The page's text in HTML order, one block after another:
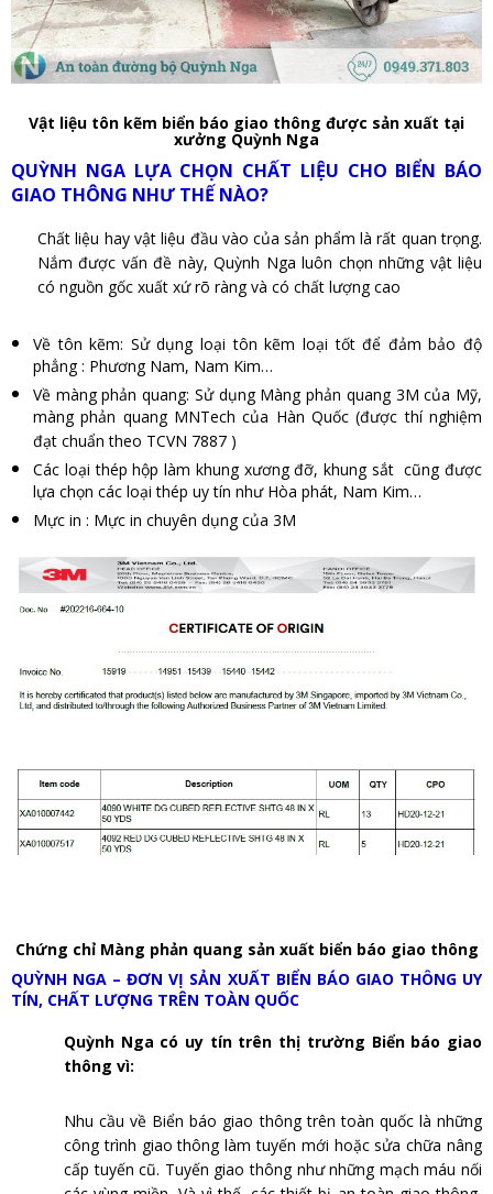
Vật liệu tôn kẽm biển báo giao thông được sản xuất tại
xưởng Quỳnh Nga
QUỲNH NGA LỰA CHỌN CHẤT LIỆU CHO BIỂN BÁO
GIAO THÔNG NHƯ THẾ NÀO?
Chất liệu hay vật liệu đầu vào của sản phẩm là rất quan trọng.
Nắm được vấn đề này, Quỳnh Nga luôn chọn những vật liệu
có nguồn gốc xuất xứ rõ ràng và có chất lượng cao
Về tôn kẽm: Sử dụng loại tôn kẽm loại tốt để đảm bảo độ
phẳng : Phương Nam, Nam Kim…
Về màng phản quang: Sử dụng Màng phản quang 3M của Mỹ,
màng phản quang MNTech của Hàn Quốc (được thí nghiệm
đạt chuẩn theo TCVN 7887 )
Các loại thép hộp làm khung xương đỡ, khung sắt cũng được
lựa chọn các loại thép uy tín như Hòa phát, Nam Kim…
Mực in : Mực in chuyên dụng của 3M
Chứng chỉ Màng phản quang sản xuất biển báo giao thông
QUỲNH NGA – ĐƠN VỊ SẢN XUẤT BIỂN BÁO GIAO THÔNG UY
TÍN, CHẤT LƯỢNG TRÊN TOÀN QUỐC
Quỳnh Nga có uy tín trên thị trường Biển báo giao
thông vì:
Nhu cầu về Biển báo giao thông trên toàn quốc là những
công trình giao thông làm tuyến mới hoặc sửa chữa nâng
cấp tuyến cũ. Tuyến giao thông như những mạch máu nối